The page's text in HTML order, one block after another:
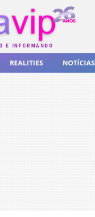
E INFORMANDO
REALITIES NOTÍCIAS